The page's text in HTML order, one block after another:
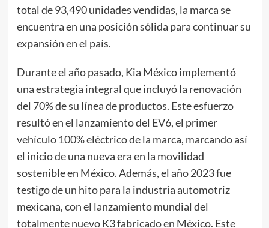
total de 93,490 unidades vendidas, la marca se
encuentra en una posición sólida para continuar su
expansión en el país.
Durante el año pasado, Kia México implementó
una estrategia integral que incluyó la renovación
del 70% de su línea de productos. Este esfuerzo
resultó en el lanzamiento del EV6, el primer
vehículo 100% eléctrico de la marca, marcando así
el inicio de una nueva era en la movilidad
sostenible en México. Además, el año 2023 fue
testigo de un hito para la industria automotriz
mexicana, con el lanzamiento mundial del
totalmente nuevo K3 fabricado en México. Este